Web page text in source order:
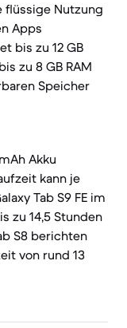
flüssige Nutzung
Apps
bis zu 12 GB
zu 8 GB RAM
Speicher
Akku
kann je
Tab S9 FE im
zu 14,5 Stunden
S8 berichten
von rund 13